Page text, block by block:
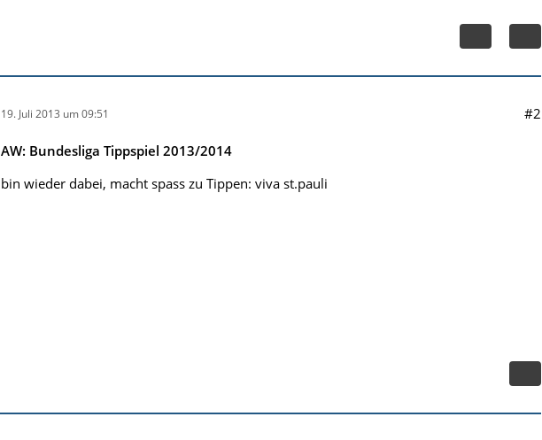
19. Juli 2013 um 09:51 #2
AW: Bundesliga Tippspiel 2013/2014
bin wieder dabei, macht spass zu Tippen: viva st.pauli